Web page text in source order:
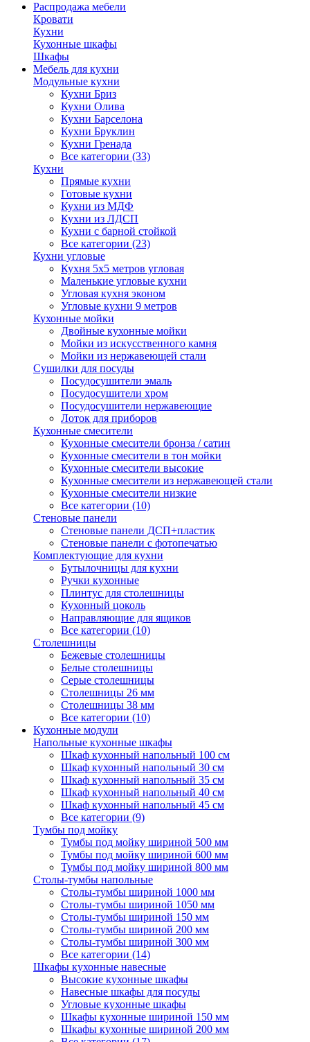
Распродажа мебели
Кровати
Кухни
Кухонные шкафы
Шкафы
Мебель для кухни
Модульные кухни
Кухни Бриз
Кухни Олива
Кухни Барселона
Кухни Бруклин
Кухни Гренада
Все категории (33)
Кухни
Прямые кухни
Готовые кухни
Кухни из МДФ
Кухни из ЛДСП
Кухни с барной стойкой
Все категории (23)
Кухни угловые
Кухня 5х5 метров угловая
Маленькие угловые кухни
Угловая кухня эконом
Угловые кухни 9 метров
Кухонные мойки
Двойные кухонные мойки
Мойки из искусственного камня
Мойки из нержавеющей стали
Сушилки для посуды
Посудосушители эмаль
Посудосушители хром
Посудосушители нержавеющие
Лоток для приборов
Кухонные смесители
Кухонные смесители бронза / сатин
Кухонные смесители в тон мойки
Кухонные смесители высокие
Кухонные смесители из нержавеющей стали
Кухонные смесители низкие
Все категории (10)
Стеновые панели
Стеновые панели ДСП+пластик
Стеновые панели с фотопечатью
Комплектующие для кухни
Бутылочницы для кухни
Ручки кухонные
Плинтус для столешницы
Кухонный цоколь
Направляющие для ящиков
Все категории (10)
Столешницы
Бежевые столешницы
Белые столешницы
Серые столешницы
Столешницы 26 мм
Столешницы 38 мм
Все категории (10)
Кухонные модули
Напольные кухонные шкафы
Шкаф кухонный напольный 100 см
Шкаф кухонный напольный 30 см
Шкаф кухонный напольный 35 см
Шкаф кухонный напольный 40 см
Шкаф кухонный напольный 45 см
Все категории (9)
Тумбы под мойку
Тумбы под мойку шириной 500 мм
Тумбы под мойку шириной 600 мм
Тумбы под мойку шириной 800 мм
Столы-тумбы напольные
Столы-тумбы шириной 1000 мм
Столы-тумбы шириной 1050 мм
Столы-тумбы шириной 150 мм
Столы-тумбы шириной 200 мм
Столы-тумбы шириной 300 мм
Все категории (14)
Шкафы кухонные навесные
Высокие кухонные шкафы
Навесные шкафы для посуды
Угловые кухонные шкафы
Шкафы кухонные шириной 150 мм
Шкафы кухонные шириной 200 мм